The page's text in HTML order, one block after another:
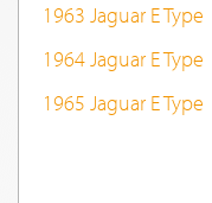
1963 Jaguar E Type
1964 Jaguar E Type
1965 Jaguar E Type